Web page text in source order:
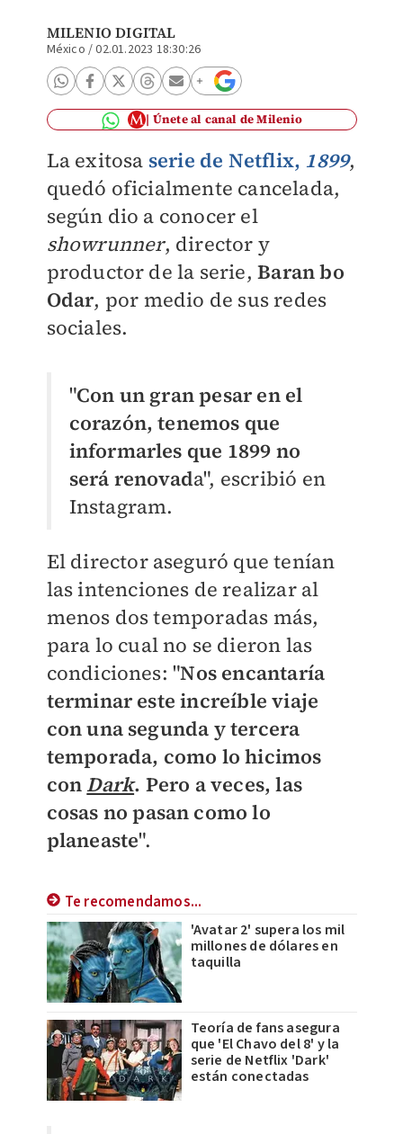
MILENIO DIGITAL
México /02.01.2023 18:30:26
Únete al canal de Milenio
La exitosa serie de Netflix, 1899,
quedó oficialmente cancelada,
según dio a conocer el
showrunner, director y
productor de la serie,Baran bo
Odar, por medio de sus redes
sociales.
"Con un gran pesar en el
corazón, tenemos que
informarles que 1899 no
será renovada", escribió en
Instagram.
El director aseguró que tenían
las intenciones de realizar al
menos dos temporadas más,
para lo cual no se dieron las
condiciones: "Nos encantaría
terminar este increíble viaje
con una segunda y tercera
temporada, como lo hicimos
con Dark. Pero a veces, las
cosas no pasan como lo
planeaste".
Te recomendamos...
'Avatar 2' supera los mil
millones de dólares en
taquilla
Teoría de fans asegura
que 'El Chavo del 8' y la
serie de Netflix 'Dark'
están conectadas